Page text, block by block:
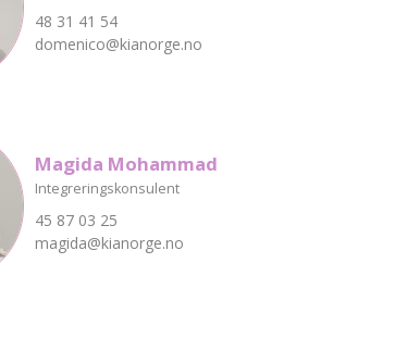
48 31 41 54
domenico@kianorge.no
Magida Mohammad
Integreringskonsulent
45 87 03 25
magida@kianorge.no